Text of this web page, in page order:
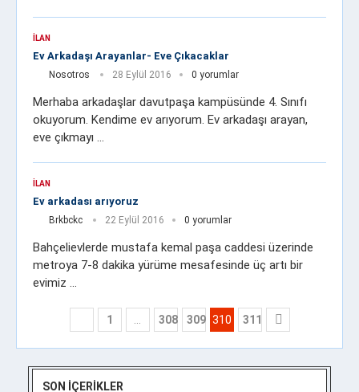
İLAN
Ev Arkadaşı Arayanlar- Eve Çıkacaklar
Nosotros 28 Eylül 2016 0 yorumlar
Merhaba arkadaşlar davutpaşa kampüsünde 4. Sınıfı
okuyorum. Kendime ev arıyorum. Ev arkadaşı arayan,
eve çıkmayı …
İLAN
Ev arkadası arıyoruz
Brkbckc 22 Eylül 2016 0 yorumlar
Bahçelievlerde mustafa kemal paşa caddesi üzerinde
metroya 7-8 dakika yürüme mesafesinde üç artı bir
evimiz …
1 … 308 309 310 311
SON İÇERIKLER